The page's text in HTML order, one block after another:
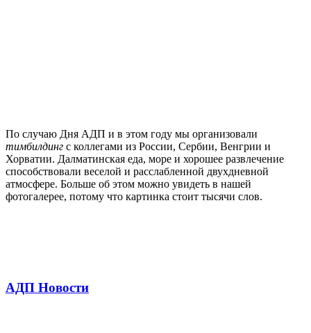
По случаю Дня АДП и в этом году мы организовали
тимбилдинг с коллегами из России, Сербии, Венгрии и
Хорватии. Далматинская еда, море и хорошее развлечение
способствовали веселой и расслабленной двухдневной
атмосфере. Больше об этом можно увидеть в нашей
фотогалерее, потому что картинка стоит тысячи слов.
АДП Новости